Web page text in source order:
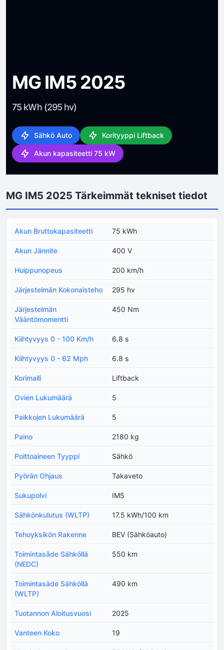
MG IM5 2025
75 kWh (295 hv)
Sähkö Auto Korityyppi Liftback
Akun kapasiteetti 75 kW
MG IM5 2025 Tärkeimmät tekniset tiedot
Akun Bruttokapasiteetti 75 kWh
Akun Jännite 400 V
Huippunopeus 200 km/h
Järjestelmän Kokonaisteho 295 hv
Järjestelmän
Vääntömomentti
450 Nm
Kiihtyvyys 0 - 100 Km/h 6.8 s
Kiihtyvyys 0 - 62 Mph 6.8 s
Korimalli Liftback
Ovien Lukumäärä 5
Paikkojen Lukumäärä 5
Paino 2180 kg
Polttoaineen Tyyppi Sähkö
Pyörän Ohjaus Takaveto
Sukupolvi IM5
Sähkönkulutus (WLTP) 17.5 kWh/100 km
Tehoyksikön Rakenne BEV (Sähköauto)
Toimintasäde Sähköllä
(NEDC)
550 km
Toimintasäde Sähköllä
(WLTP)
490 km
Tuotannon Aloitusvuosi 2025
Vanteen Koko 19